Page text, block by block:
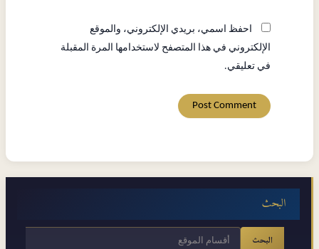
البحث
البحث
احفظ اسمي، بريدي الإلكتروني، والموقع
الإلكتروني في هذا المتصفح لاستخدامها المرة المقبلة
في تعليقي.